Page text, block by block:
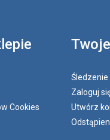
Cookies
Zaloguj
Utwórz